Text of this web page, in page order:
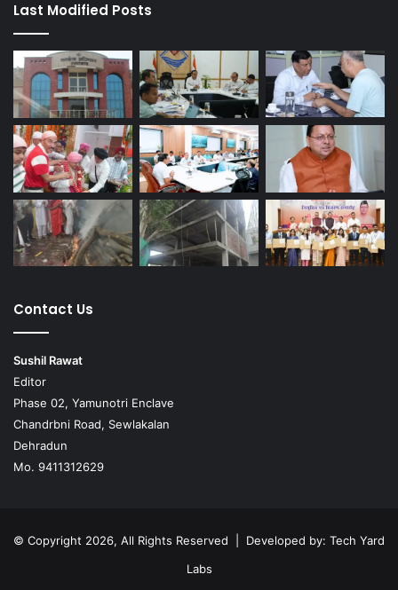
Last Modified Posts
Contact Us
Sushil Rawat
Editor
Phase 02, Yamunotri Enclave
Chandrbni Road, Sewlakalan
Dehradun
Mo. 9411312629
© Copyright 2026, All Rights Reserved | Developed by: Tech Yard
Labs